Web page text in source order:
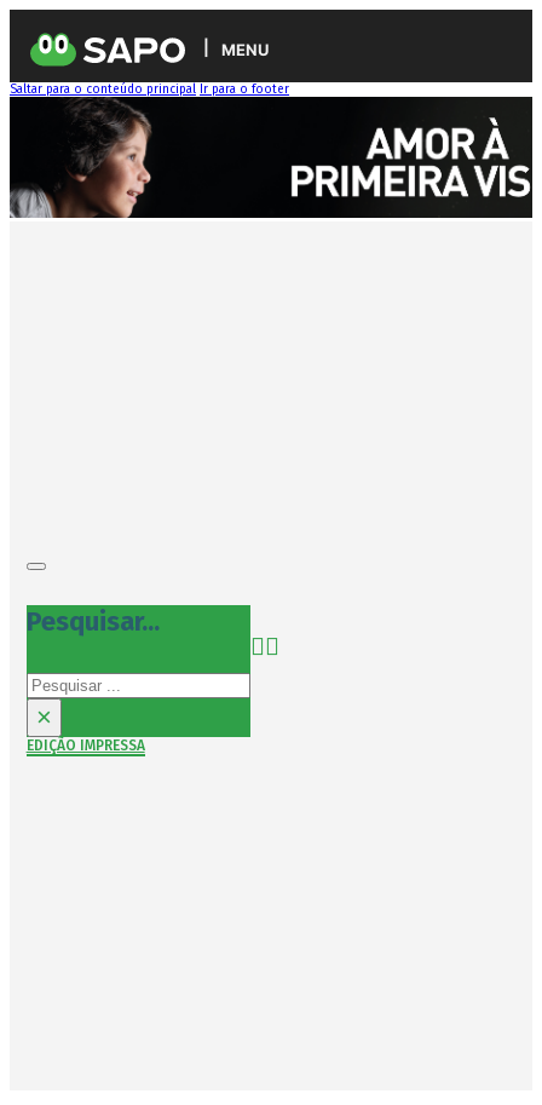
MENU
Saltar para o conteúdo principal Ir para o footer
Pesquisar...
Pesquisar
×
EDIÇÃO IMPRESSA